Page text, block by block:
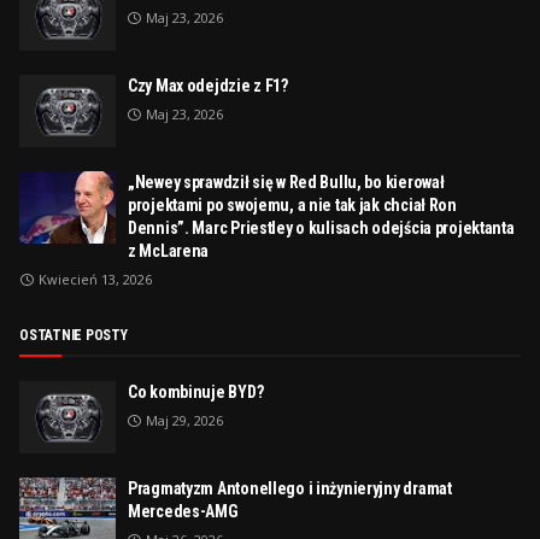
Maj 23, 2026
Czy Max odejdzie z F1?
Maj 23, 2026
„Newey sprawdził się w Red Bullu, bo kierował
projektami po swojemu, a nie tak jak chciał Ron
Dennis”. Marc Priestley o kulisach odejścia projektanta
z McLarena
Kwiecień 13, 2026
OSTATNIE POSTY
Co kombinuje BYD?
Maj 29, 2026
Pragmatyzm Antonellego i inżynieryjny dramat
Mercedes-AMG